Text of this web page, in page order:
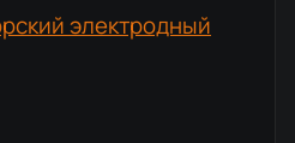
электродный